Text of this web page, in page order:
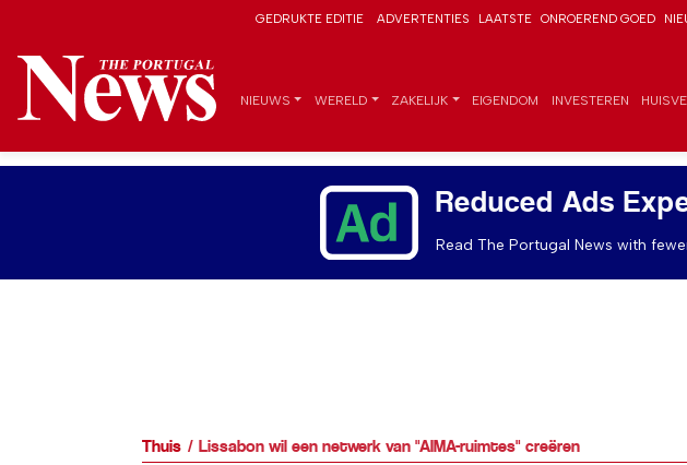
GEDRUKTE EDITIE ADVERTENTIES LAATSTE ONROEREND GOED
NIEUWS WERELD ZAKELIJK EIGENDOM INVESTEREN
Reduced Ads
Read The Portugal News with
Thuis Lissabon wil een netwerk van "AIMA-ruimtes" creëren